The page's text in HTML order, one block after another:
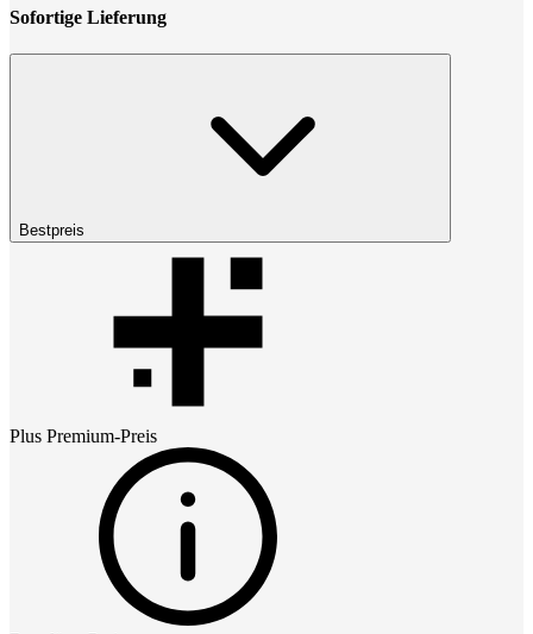
Sofortige Lieferung
Bestpreis
Plus Premium-Preis